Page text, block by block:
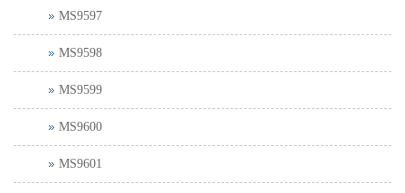
MS9597
MS9598
MS9599
MS9600
MS9601